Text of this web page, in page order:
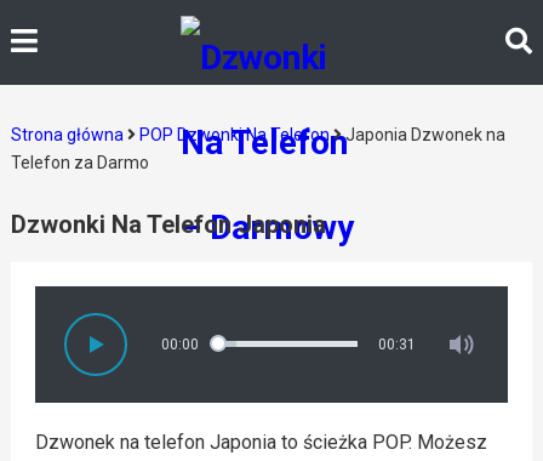
Strona główna POP Dzwonki Na Telefon
Japonia Dzwonek na
Telefon za Darmo
Dzwonki Na Telefon Japonia
00:00 00:31
Dzwonek na telefon Japonia to ścieżka POP. Możesz